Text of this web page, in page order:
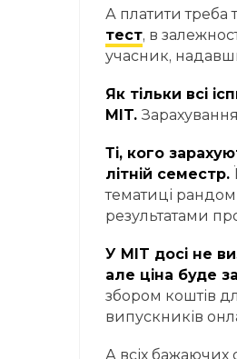
А платити треба
тест, в
учасник,
Як тільки всі
MIT.Зарахування
Ті, кого
літній семестр.
тематиці
результатами
У MIT досі не
але ціна буде
збором коштів
випускників
А всіх бажаючих